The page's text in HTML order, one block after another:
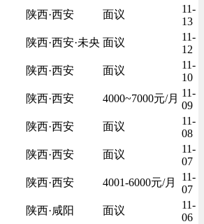
陕西·西安
面议
11-
13
陕西·西安·未央 面议
11-
12
陕西·西安
面议
11-
10
陕西·西安
4000~7000元/月 11-
09
陕西·西安
面议
11-
08
陕西·西安
面议
11-
07
陕西·西安
4001-6000元/月
11-
07
陕西·咸阳
面议
11-
06